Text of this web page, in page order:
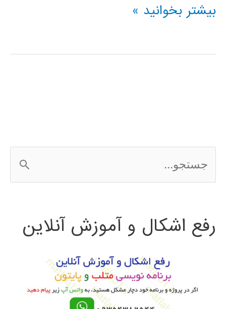
مجموعه
از
متلب
MATLAB
بیشتر بخوانید »
س
ج
رفع اشکال و آموزش آنلاین